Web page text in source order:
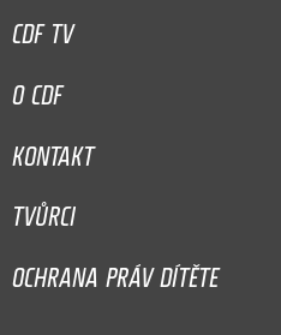
CDF TV
O CDF
KONTAKT
TVŮRCI
OCHRANA PRÁV DÍTĚTE